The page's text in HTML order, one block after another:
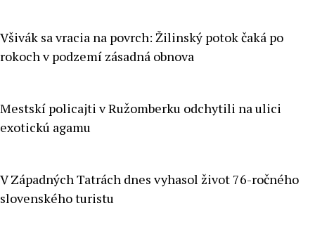
Všivák sa vracia na povrch: Žilinský potok čaká po
rokoch v podzemí zásadná obnova
Mestskí policajti v Ružomberku odchytili na ulici
exotickú agamu
V Západných Tatrách dnes vyhasol život 76-ročného
slovenského turistu